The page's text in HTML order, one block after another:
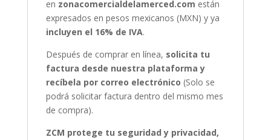
en zonacomercialdelamerced.com están
expresados en pesos mexicanos (MXN) y ya
incluyen el 16% de IVA.
Después de comprar en línea, solicita tu
factura desde nuestra plataforma y
recíbela por correo electrónico (Solo se
podrá solicitar factura dentro del mismo mes
de compra).
ZCM protege tu seguridad y privacidad,